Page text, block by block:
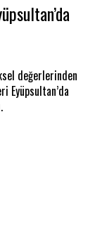
“Yaz Şenlikleri”
unutulmaz bir